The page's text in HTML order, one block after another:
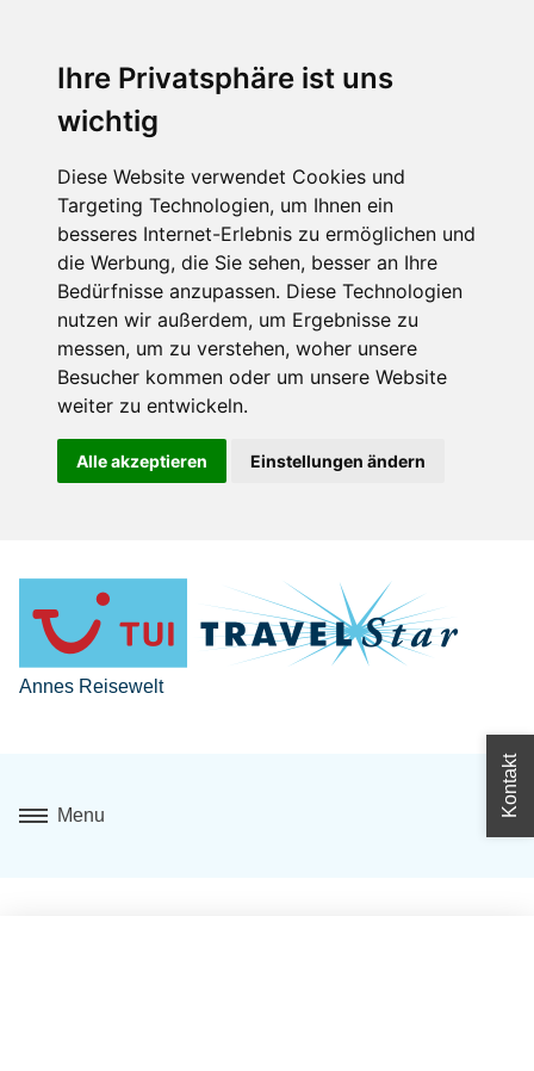
Ihre Privatsphäre ist uns
wichtig
Diese Website verwendet Cookies und
Targeting Technologien, um Ihnen ein
besseres Internet-Erlebnis zu ermöglichen und
die Werbung, die Sie sehen, besser an Ihre
Bedürfnisse anzupassen. Diese Technologien
nutzen wir außerdem, um Ergebnisse zu
messen, um zu verstehen, woher unsere
Besucher kommen oder um unsere Website
weiter zu entwickeln.
Alle akzeptieren Einstellungen ändern
Annes Reisewelt
Menu Kontakt